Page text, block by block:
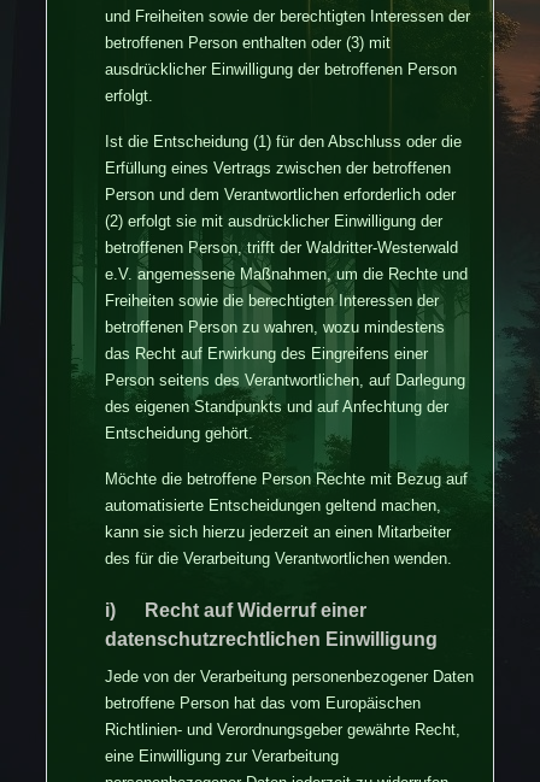
und Freiheiten sowie der berechtigten Interessen der
betroffenen Person enthalten oder (3) mit
ausdrücklicher Einwilligung der betroffenen Person
erfolgt.
Ist die Entscheidung (1) für den Abschluss oder die
Erfüllung eines Vertrags zwischen der betroffenen
Person und dem Verantwortlichen erforderlich oder
(2) erfolgt sie mit ausdrücklicher Einwilligung der
betroffenen Person, trifft der Waldritter-Westerwald
e.V. angemessene Maßnahmen, um die Rechte und
Freiheiten sowie die berechtigten Interessen der
betroffenen Person zu wahren, wozu mindestens
das Recht auf Erwirkung des Eingreifens einer
Person seitens des Verantwortlichen, auf Darlegung
des eigenen Standpunkts und auf Anfechtung der
Entscheidung gehört.
Möchte die betroffene Person Rechte mit Bezug auf
automatisierte Entscheidungen geltend machen,
kann sie sich hierzu jederzeit an einen Mitarbeiter
des für die Verarbeitung Verantwortlichen wenden.
i) Recht auf Widerruf einer
datenschutzrechtlichen Einwilligung
Jede von der Verarbeitung personenbezogener Daten
betroffene Person hat das vom Europäischen
Richtlinien- und Verordnungsgeber gewährte Recht,
eine Einwilligung zur Verarbeitung